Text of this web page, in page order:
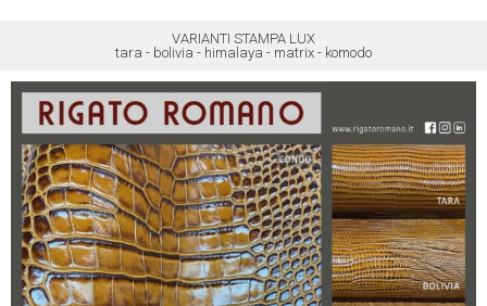
VARIANTI STAMPA LUX
tara - bolivia - himalaya - matrix - komodo